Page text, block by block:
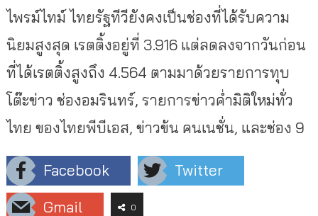
ไพรม์ไทม์ ไทยรัฐทีวียังคงเป็นช่องที่ได้รับความ
นิยมสูงสุด เรตติ้งอยู่ที่ 3.916 แต่ลดลงจากวันก่อน
ที่ได้เรตติ้งสูงถึง 4.564 ตามมาด้วยรายการทุบ
โต๊ะข่าว ช่องอมรินทร์, รายการข่าวค่ำมิติใหม่ทั่ว
ไทย ของไทยพีบีเอส, ข่าวข้น คนเนชั่น, และช่อง 9
Facebook
Twitter
Gmail
0